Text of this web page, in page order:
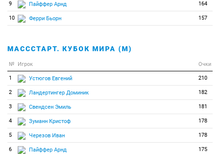
9 Пайффер Арнд 164
10 Ферри Бьорн 157
МАСССТАРТ. КУБОК МИРА (М)
№ Игрок Очки
1 Устюгов Евгений 210
2 Ландертингер Доминик 182
3 Свендсен Эмиль 181
4 Зуманн Кристоф 178
5 Черезов Иван 178
6 Пайффер Арнд 175